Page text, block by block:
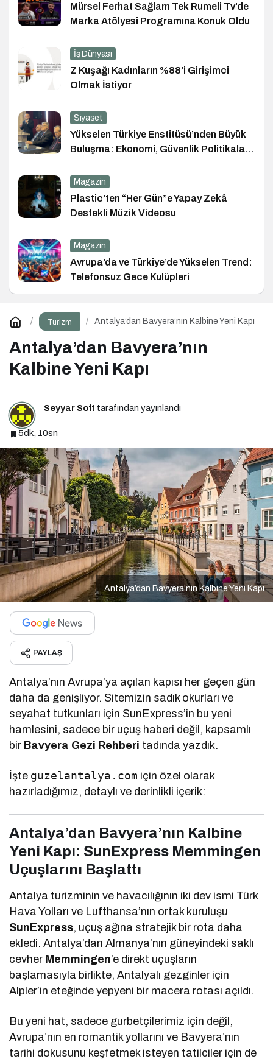
Mürsel Ferhat Sağlam Tek Rumeli Tv’de
Marka Atölyesi Programına Konuk Oldu
İş Dünyası
Z Kuşağı Kadınların %88’i Girişimci
Olmak İstiyor
Siyaset
Yükselen Türkiye Enstitüsü’nden Büyük
Buluşma: Ekonomi, Güvenlik Politikaları
ve Hukuk Konferansı
Magazin
Plastic’ten “Her Gün”e Yapay Zekâ
Destekli Müzik Videosu
Magazin
Avrupa’da ve Türkiye’de Yükselen Trend:
Telefonsuz Gece Kulüpleri
Turizm Antalya’dan Bavyera’nın Kalbine Yeni Kapı
Antalya’dan Bavyera’nın
Kalbine Yeni Kapı
Seyyar Soft tarafından yayınlandı
5dk, 10sn
Antalya’dan Bavyera’nın Kalbine Yeni Kapı
PAYLAŞ
Antalya’nın Avrupa’ya açılan kapısı her geçen gün
daha da genişliyor. Sitemizin sadık okurları ve
seyahat tutkunları için SunExpress’in bu yeni
hamlesini, sadece bir uçuş haberi değil, kapsamlı
bir Bavyera Gezi Rehberi tadında yazdık.
İşte guzelantalya.com için özel olarak
hazırladığımız, detaylı ve derinlikli içerik:
Antalya’dan Bavyera’nın Kalbine
Yeni Kapı: SunExpress Memmingen
Uçuşlarını Başlattı
Antalya turizminin ve havacılığının iki dev ismi Türk
Hava Yolları ve Lufthansa’nın ortak kuruluşu
SunExpress, uçuş ağına stratejik bir rota daha
ekledi. Antalya’dan Almanya’nın güneyindeki saklı
cevher Memmingen’e direkt uçuşların
başlamasıyla birlikte, Antalyalı gezginler için
Alpler’in eteğinde yepyeni bir macera rotası açıldı.
Bu yeni hat, sadece gurbetçilerimiz için değil,
Avrupa’nın en romantik yollarını ve Bavyera’nın
tarihi dokusunu keşfetmek isteyen tatilciler için de